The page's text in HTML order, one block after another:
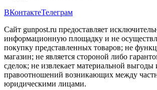
ВКонтактеТелеграм
Сайт gunpost.ru предоставляет
информационную площадку и не
покупку представленных товаров; не
магазин; не является стороной либо
сделок; не извлекает материальной выгоды
правоотношений возникающих между
юридическими лицами.